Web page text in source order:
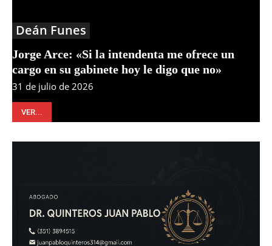
Deán Funes
Jorge Arce: «Si la intendenta me ofrece un
cargo en su gabinete hoy le digo que no»
31 de julio de 2026
VER...